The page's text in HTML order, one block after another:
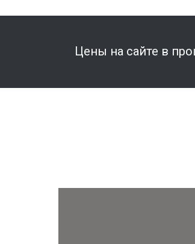
Цены на сайте в